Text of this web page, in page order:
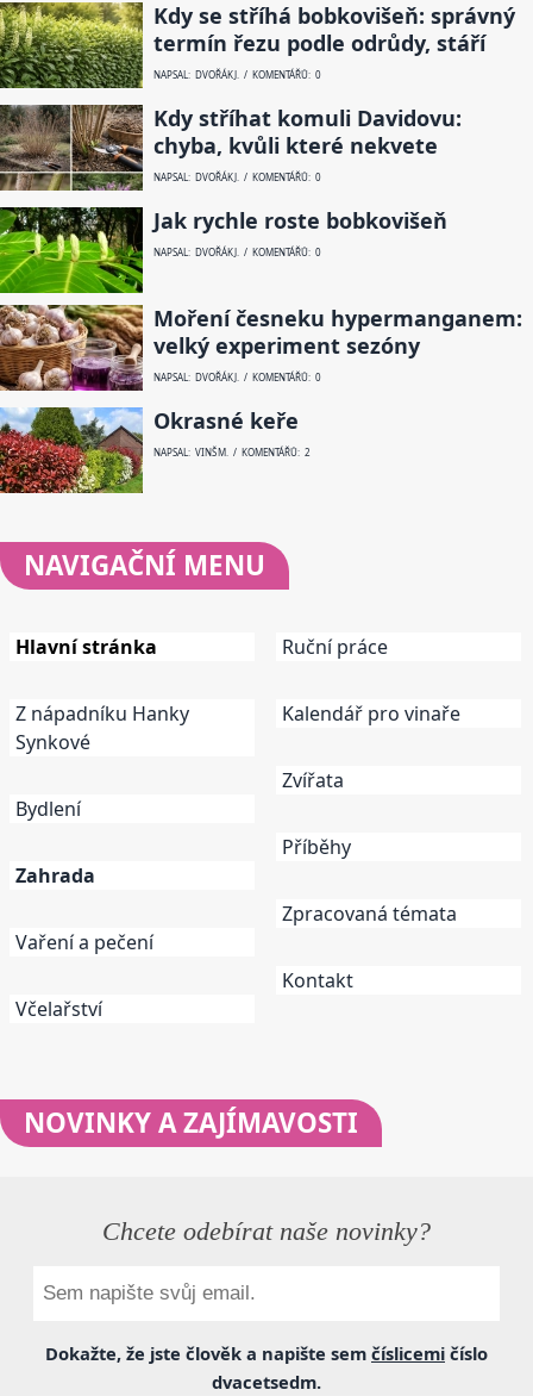
Kdy se stříhá bobkovišeň: správný
termín řezu podle odrůdy, stáří
NAPSAL: DVOŘÁK J. / KOMENTÁŘŮ: 0
Kdy stříhat komuli Davidovu:
chyba, kvůli které nekvete
NAPSAL: DVOŘÁK J. / KOMENTÁŘŮ: 0
Jak rychle roste bobkovišeň
NAPSAL: DVOŘÁK J. / KOMENTÁŘŮ: 0
Moření česneku hypermanganem:
velký experiment sezóny
NAPSAL: DVOŘÁK J. / KOMENTÁŘŮ: 0
Okrasné keře
NAPSAL: VINŠ M. / KOMENTÁŘŮ: 2
NAVIGAČNÍ MENU
Hlavní stránka
Z nápadníku Hanky
Synkové
Bydlení
Zahrada
Vaření a pečení
Včelařství
Ruční práce
Kalendář pro vinaře
Zvířata
Příběhy
Zpracovaná témata
Kontakt
NOVINKYA ZAJÍMAVOSTI
Chcete odebírat naše novinky?
Dokažte, že jste člověk a napište sem číslicemi číslo
dvacetsedm.